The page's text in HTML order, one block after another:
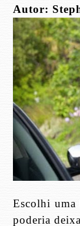
Autor:
Escolhi
poderia